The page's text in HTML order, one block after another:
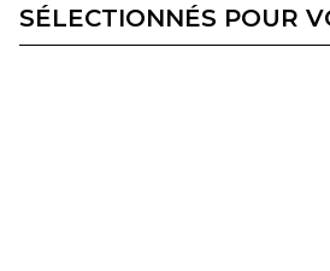
SÉLECTIONNÉS POUR